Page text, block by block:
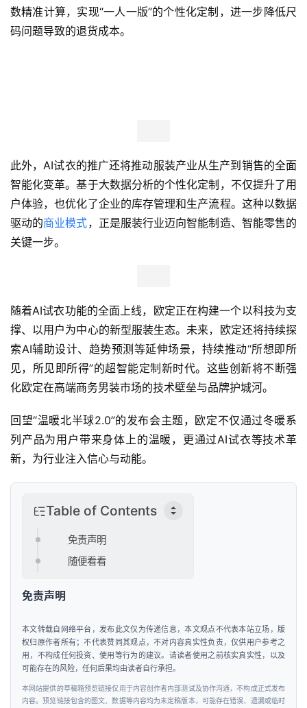
新
人
工
智
能
出
行
行
业
资
讯
数精准计算，实现“一人一版”的个性化定制，进一步降低尺
码问题导致的退货成本。
此外，AI试衣的推广还将推动服装产业从生产到销售的全面
智能化变革。基于大数据分析的个性化定制，不仅提升了用
户体验，也优化了企业的库存管理和生产流程。这种以数据
驱动的商业模式，正是服装行业迈向智能制造、智能零售的
关键一步。
随着AI试衣功能的全面上线，欧定正在构建一个以科技为支
撑、以用户为中心的新型服装生态。未来，欧定还将持续探
索AI辅助设计、趋势预测等延伸场景，持续推动“所想即所
见，所见即所得”的超智能定制新时代。这些创新将不断强
化欧定在高端商务男装市场的技术壁垒与品牌护城河。
回望“温暖北半球2.0”的发布会主题，欧定不仅通过冬暖系
列产品为用户带来身体上的温暖，更通过AI试衣等技术革
新，为行业注入信心与动能。
Table of Contents
免责声明
随便看看
免责声明
本文转载自网络平台，发布此文仅为传递信息，本文观点不代表本站立场，版
权归原作者所有；不代表赞同其观点，不对内容真实性负责，仅供用户参考之
用，不构成任何投资、使用等行为的建议。请读者使用之前核实真实性，以及
可能存在的风险，任何后果均由读者自行承担。
本网站提供的草稿箱预览链接仅用于内容创作者内部测试及协作沟通，不构成正式发布
内容。预览链接包含的图文、数据等内容均为未定稿版本，可能存在错误、遗漏或临时